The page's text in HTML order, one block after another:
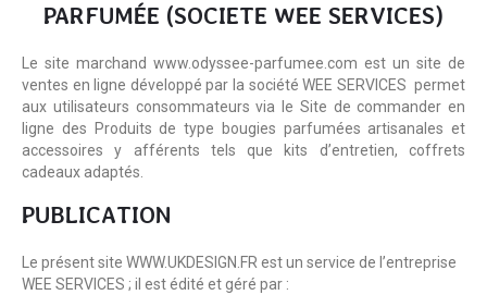
PARFUMÉE (SOCIETE WEE SERVICES)
Le site marchand www.odyssee-parfumee.com est un site de
ventes en ligne développé par la société WEE SERVICES permet
aux utilisateurs consommateurs via le Site de commander en
ligne des Produits de type bougies parfumées artisanales et
accessoires y afférents tels que kits d’entretien, coffrets
cadeaux adaptés.
PUBLICATION
Le présent site WWW.UKDESIGN.FR est un service de l’entreprise
WEE SERVICES ; il est édité et géré par :